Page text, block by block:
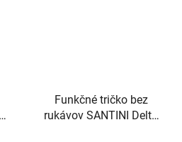
Funkčné tričko bez
rukávov SANTINI Delta